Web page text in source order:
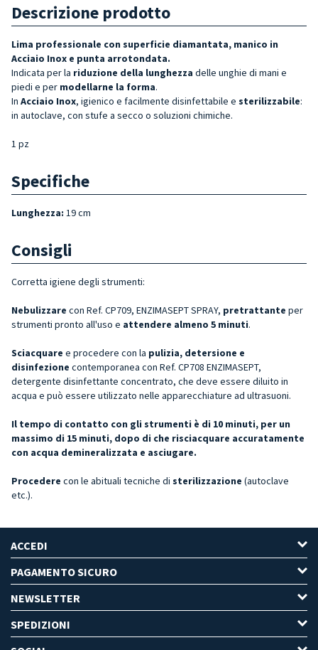
Descrizione prodotto
Lima professionale con superficie diamantata, manico in
Acciaio Inox e punta arrotondata.
Indicata per la riduzione della lunghezza delle unghie di mani e
piedi e per modellarne la forma.
In Acciaio Inox, igienico e facilmente disinfettabile e sterilizzabile:
in autoclave, con stufe a secco o soluzioni chimiche.
1 pz
Specifiche
Lunghezza: 19 cm
Consigli
Corretta igiene degli strumenti:
Nebulizzare con Ref. CP709, ENZIMASEPT SPRAY, pretrattante per
strumenti pronto all'uso e attendere almeno 5 minuti.
Sciacquare e procedere con la pulizia, detersione e
disinfezione contemporanea con Ref. CP708 ENZIMASEPT,
detergente disinfettante concentrato, che deve essere diluito in
acqua e può essere utilizzato nelle apparecchiature ad ultrasuoni.
Il tempo di contatto con gli strumenti è di 10 minuti, per un
massimo di 15 minuti, dopo di che risciacquare accuratamente
con acqua demineralizzata e asciugare.
Procedere con le abituali tecniche di sterilizzazione (autoclave
etc.).
ACCEDI
PAGAMENTO SICURO
NEWSLETTER
SPEDIZIONI